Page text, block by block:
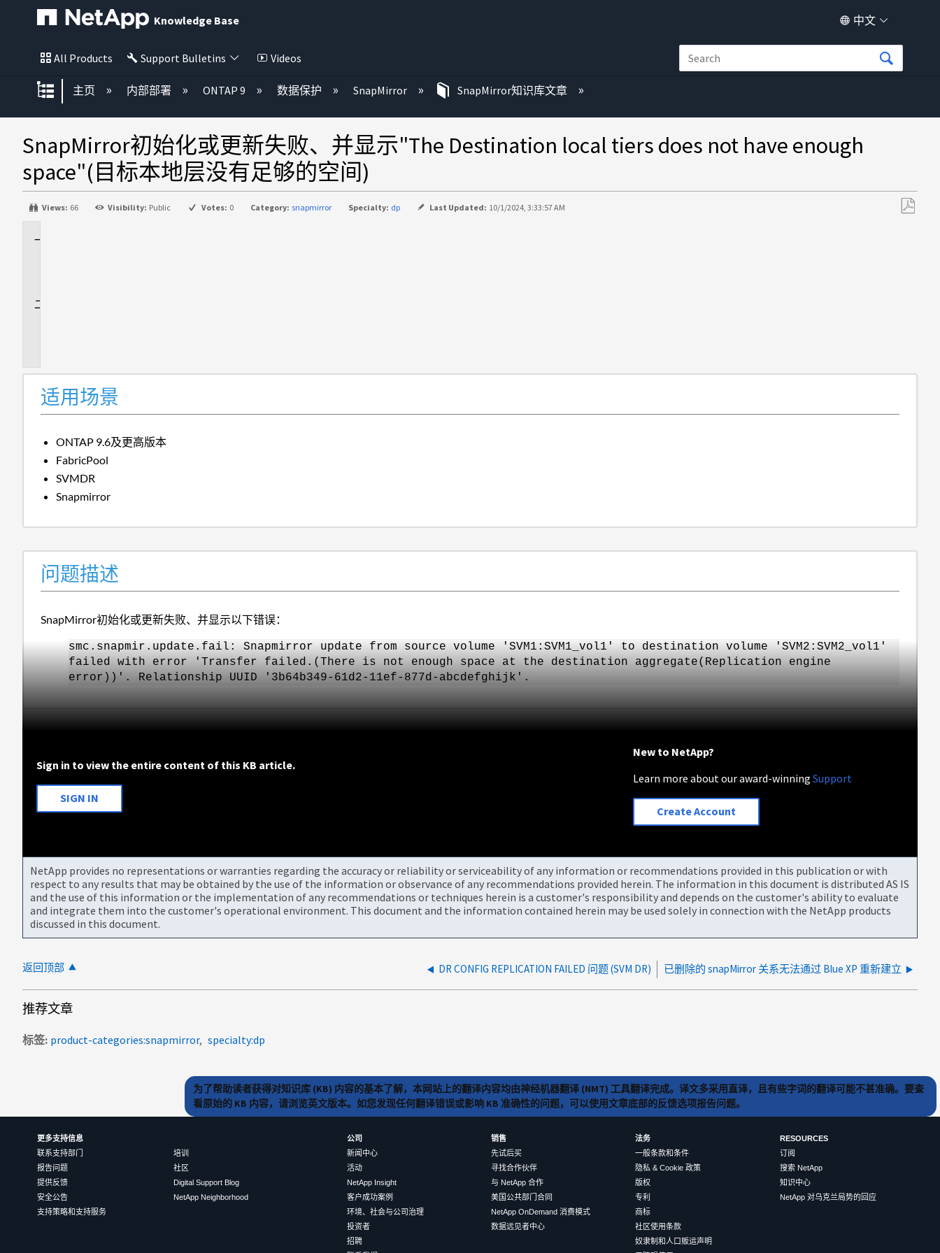
Knowledge Base 中文
All Products Support Bulletins Videos
扩展/隐缩全局层次
主页 内部部署 ONTAP 9 数据保护 SnapMirror SnapMirror知识库文章
SnapMirror初始化或更新失败、并显示"The Destination local tiers does not have enough
space"(目标本地层没有足够的空间)
Views: 66 Visibility: Public Votes: 0 Category: snapmirror Specialty: dp Last Updated: 10/1/2024, 3:33:57 AM
适用场景
ONTAP 9.6及更高版本
FabricPool
SVMDR
Snapmirror
问题描述
SnapMirror初始化或更新失败、并显示以下错误：
smc.snapmir.update.fail: Snapmirror update from source volume 'SVM1:SVM1_vol1' to destination volume 'SVM2:SVM2_vol1'
failed with error 'Transfer failed.(There is not enough space at the destination aggregate(Replication engine
error))'. Relationship UUID '3b64b349-61d2-11ef-877d-abcdefghijk'.
Sign in to view the entire content of this KB article.
SIGN IN
New to NetApp?
Learn more about our award-winningSupport
Create Account
NetApp provides no representations or warranties regarding the accuracy or reliability or serviceability of any information or recommendations provided in this publication or with
respect to any results that may be obtained by the use of the information or observance of any recommendations provided herein. The information in this document is distributed AS IS
and the use of this information or the implementation of any recommendations or techniques herein is a customer's responsibility and depends on the customer's ability to evaluate
and integrate them into the customer's operational environment. This document and the information contained herein may be used solely in connection with the NetApp products
discussed in this document.
返回顶部 DR CONFIG REPLICATION FAILED 问题 (SVM DR) 已删除的 snapMirror 关系无法通过 Blue XP 重新建立
推荐文章
标签 product-categories:snapmirror specialty:dp
为了帮助读者获得对知识库 (KB) 内容的基本了解，本网站上的翻译内容均由神经机器翻译 (NMT) 工具翻译完成。译文多采用直译，且有些字词的翻译可能不甚准确。要查
看原始的 KB 内容，请浏览英文版本。如您发现任何翻译错误或影响 KB 准确性的问题，可以使用文章底部的反馈选项报告问题。
更多支持信息
联系支持部门
报告问题
提供反馈
安全公告
支持策略和支持服务
培训
社区
Digital Support Blog
NetApp Neighborhood
公司
新闻中心
活动
NetApp Insight
客户成功案例
环境、社会与公司治理
投资者
招聘
销售
先试后买
寻找合作伙伴
与 NetApp 合作
美国公共部门合同
NetApp OnDemand 消费模式
数据远见者中心
法务
一般条款和条件
隐私 & Cookie 政策
版权
专利
商标
社区使用条款
奴隶制和人口贩运声明
RESOURCES
订阅
搜索 NetApp
知识中心
NetApp 对乌克兰局势的回应